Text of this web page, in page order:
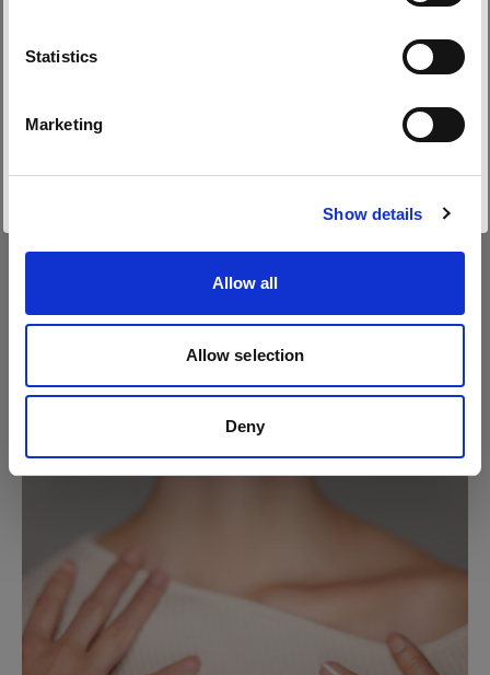
Statistics
Marketing
Show details
Allow all
Allow selection
Deny
Sprache
Website besuchen